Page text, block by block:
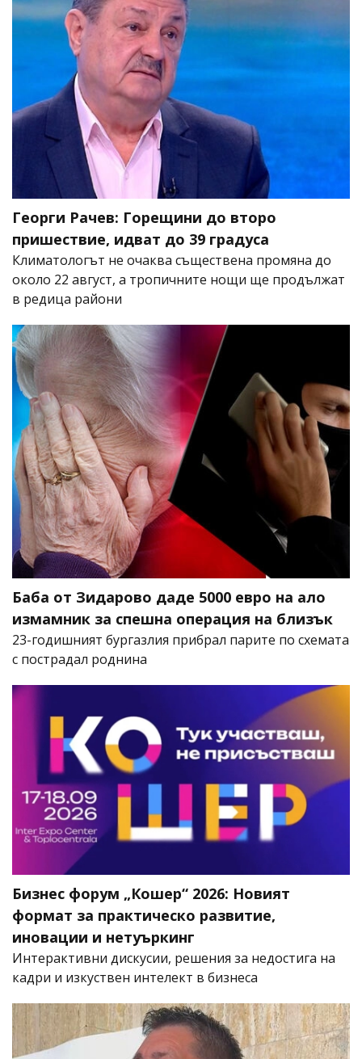
Георги Рачев: Горещини до второ
пришествие, идват до 39 градуса
Климатологът не очаква съществена промяна до
около 22 август, а тропичните нощи ще продължат
в редица райони
Баба от Зидарово даде 5000 евро на ало
измамник за спешна операция на близък
23-годишният бургазлия прибрал парите по схемата
с пострадал роднина
Бизнес форум „Кошер“ 2026: Новият
формат за практическо развитие,
иновации и нетуъркинг
Интерактивни дискусии, решения за недостига на
кадри и изкуствен интелект в бизнеса